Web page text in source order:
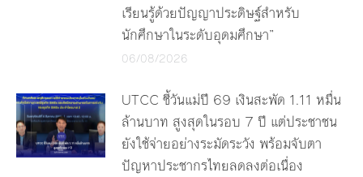
เรียนรู้ด้วยปัญญาประดิษฐ์สำหรับ
นักศึกษาในระดับอุดมศึกษา”
06/08/2026
UTCC ชี้วันแม่ปี 69 เงินสะพัด 1.11 หมื่น
ล้านบาท สูงสุดในรอบ 7 ปี แต่ประชาชน
ยังใช้จ่ายอย่างระมัดระวัง พร้อมจับตา
ปัญหาประชากรไทยลดลงต่อเนื่อง